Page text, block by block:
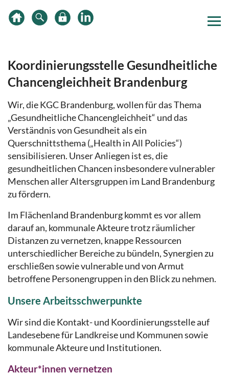
Inhalt
Hauptnavigation
Subnavigation
Koordinierungsstelle Gesundheitliche
Chancengleichheit Brandenburg
Wir, die KGC Brandenburg, wollen für das Thema
„Gesundheitliche Chancengleichheit“ und das
Verständnis von Gesundheit als ein
Querschnittsthema („Health in All Policies“)
sensibilisieren. Unser Anliegen ist es, die
gesundheitlichen Chancen insbesondere vulnerabler
Menschen aller Altersgruppen im Land Brandenburg
zu fördern.
Im Flächenland Brandenburg kommt es vor allem
darauf an, kommunale Akteure trotz räumlicher
Distanzen zu vernetzen, knappe Ressourcen
unterschiedlicher Bereiche zu bündeln, Synergien zu
erschließen sowie vulnerable und von Armut
betroffene Personengruppen in den Blick zu nehmen.
Unsere Arbeitsschwerpunkte
Wir sind die Kontakt- und Koordinierungsstelle auf
Landesebene für Landkreise und Kommunen sowie
kommunale Akteure und Institutionen.
Akteur*innen vernetzen